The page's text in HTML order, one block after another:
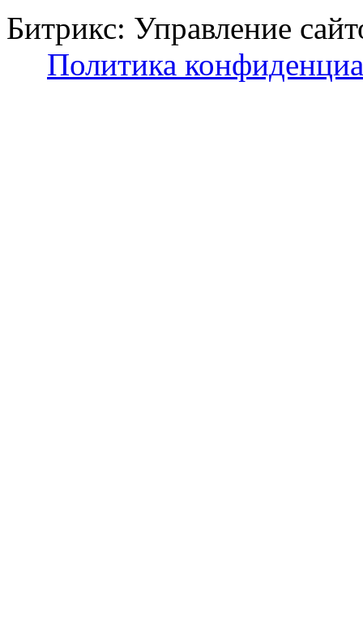
Битрикс: Управление
Политика